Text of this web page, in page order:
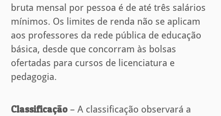
bruta mensal por pessoa é de até três salários
mínimos. Os limites de renda não se aplicam
aos professores da rede pública de educação
básica, desde que concorram às bolsas
ofertadas para cursos de licenciatura e
pedagogia.
Classificação – A classificação observará a